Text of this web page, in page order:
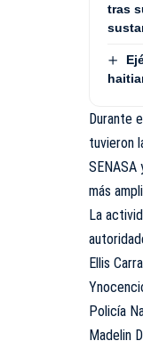
tras
Durante
tuvieron
SENASA
más
La
Ellis
Policía
Madelin